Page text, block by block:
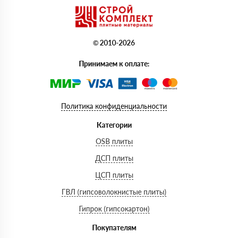
© 2010-2026
Принимаем к оплате:
Политика конфиденциальности
Категории
OSB плиты
ДСП плиты
ЦСП плиты
ГВЛ (гипсоволокнистые плиты)
Гипрок (гипсокартон)
Покупателям